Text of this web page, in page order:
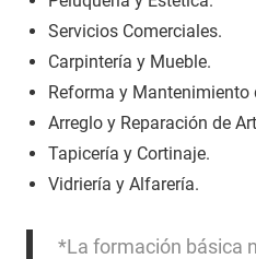
Servicios Comerciales.
Carpintería y Mueble.
Reforma y Mantenimiento
Arreglo y Reparación de
Tapicería y Cortinaje.
Vidriería y Alfarería.
*La formación básica